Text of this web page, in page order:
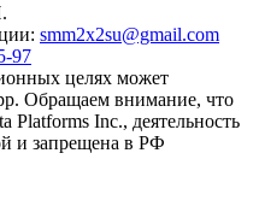
smm2x2su@gmail.com
97
целях может
Обращаем внимание, что
Platforms Inc., деятельность
и запрещена в РФ